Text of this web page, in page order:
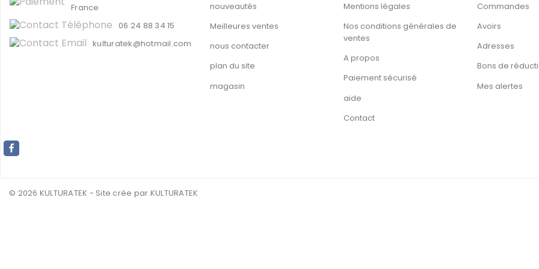
France
06 24 88 34 15
kulturatek@hotmail.com
nouveautés
Meilleures ventes
nous contacter
plan du site
magasin
Mentions légales
Nos conditions générales de
ventes
A propos
Paiement sécurisé
aide
Contact
Commandes
Avoirs
Adresses
Bons de
Mes alertes
© 2026 KULTURATEK - Site crée par.KULTURATEK